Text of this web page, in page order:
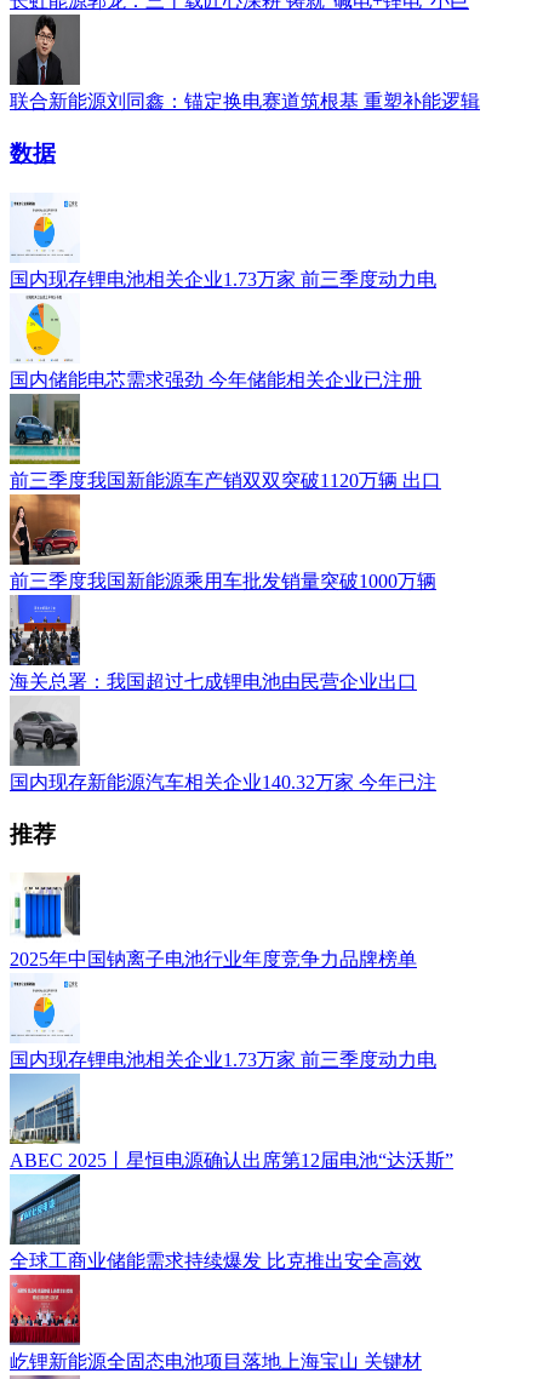
联合新能源刘同鑫：锚定换电赛道筑根基 重塑补能逻辑
数据
国内现存锂电池相关企业1.73万家 前三季度动力电
国内储能电芯需求强劲 今年储能相关企业已注册
前三季度我国新能源车产销双双突破1120万辆 出口
前三季度我国新能源乘用车批发销量突破1000万辆
海关总署：我国超过七成锂电池由民营企业出口
国内现存新能源汽车相关企业140.32万家 今年已注
推荐
2025年中国钠离子电池行业年度竞争力品牌榜单
国内现存锂电池相关企业1.73万家 前三季度动力电
ABEC 2025丨星恒电源确认出席第12届电池“达沃斯”
全球工商业储能需求持续爆发 比克推出安全高效
屹锂新能源全固态电池项目落地上海宝山 关键材